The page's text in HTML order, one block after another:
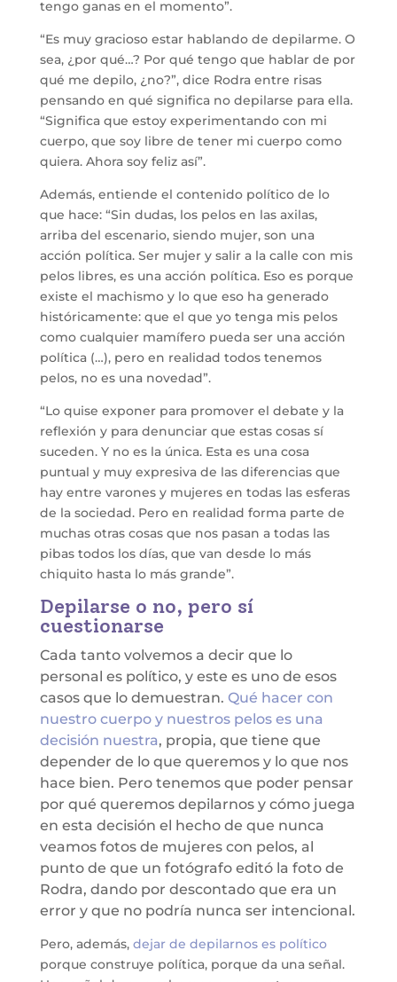
tengo ganas en el momento”.
“Es muy gracioso estar hablando de depilarme. O
sea, ¿por qué…? Por qué tengo que hablar de por
qué me depilo, ¿no?”, dice Rodra entre risas
pensando en qué significa no depilarse para ella.
“Significa que estoy experimentando con mi
cuerpo, que soy libre de tener mi cuerpo como
quiera. Ahora soy feliz así”.
Además, entiende el contenido político de lo
que hace: “Sin dudas, los pelos en las axilas,
arriba del escenario, siendo mujer, son una
acción política. Ser mujer y salir a la calle con mis
pelos libres, es una acción política. Eso es porque
existe el machismo y lo que eso ha generado
históricamente: que el que yo tenga mis pelos
como cualquier mamífero pueda ser una acción
política (…), pero en realidad todos tenemos
pelos, no es una novedad”.
“Lo quise exponer para promover el debate y la
reflexión y para denunciar que estas cosas sí
suceden. Y no es la única. Esta es una cosa
puntual y muy expresiva de las diferencias que
hay entre varones y mujeres en todas las esferas
de la sociedad. Pero en realidad forma parte de
muchas otras cosas que nos pasan a todas las
pibas todos los días, que van desde lo más
chiquito hasta lo más grande”.
Depilarse o no, pero sí
cuestionarse
Cada tanto volvemos a decir que lo
personal es político, y este es uno de esos
casos que lo demuestran. Qué hacer con
nuestro cuerpo y nuestros pelos es una
decisión nuestra, propia, que tiene que
depender de lo que queremos y lo que nos
hace bien. Pero tenemos que poder pensar
por qué queremos depilarnos y cómo juega
en esta decisión el hecho de que nunca
veamos fotos de mujeres con pelos, al
punto de que un fotógrafo editó la foto de
Rodra, dando por descontado que era un
error y que no podría nunca ser intencional.
Pero, además, dejar de depilarnos es político
porque construye política, porque da una señal.